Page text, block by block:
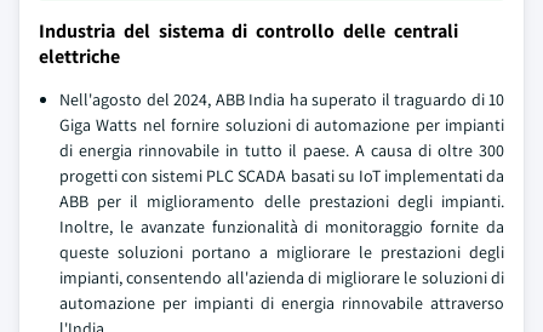
Industria del sistema di controllo delle centrali
elettriche
Nell'agosto del 2024, ABB India ha superato il traguardo di 10
Giga Watts nel fornire soluzioni di automazione per impianti
di energia rinnovabile in tutto il paese. A causa di oltre 300
progetti con sistemi PLC SCADA basati su IoT implementati da
ABB per il miglioramento delle prestazioni degli impianti.
Inoltre, le avanzate funzionalità di monitoraggio fornite da
queste soluzioni portano a migliorare le prestazioni degli
impianti, consentendo all'azienda di migliorare le soluzioni di
automazione per impianti di energia rinnovabile attraverso